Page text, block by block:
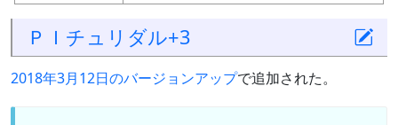
ＰＩチュリダル+3
2018年3月12日のバージョンアップで追加された。